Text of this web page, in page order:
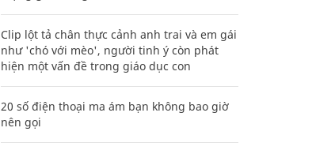
Clip lột tả chân thực cảnh anh trai và em gái
như 'chó với mèo', người tinh ý còn phát
hiện một vấn đề trong giáo dục con
20 số điện thoại ma ám bạn không bao giờ
nên gọi